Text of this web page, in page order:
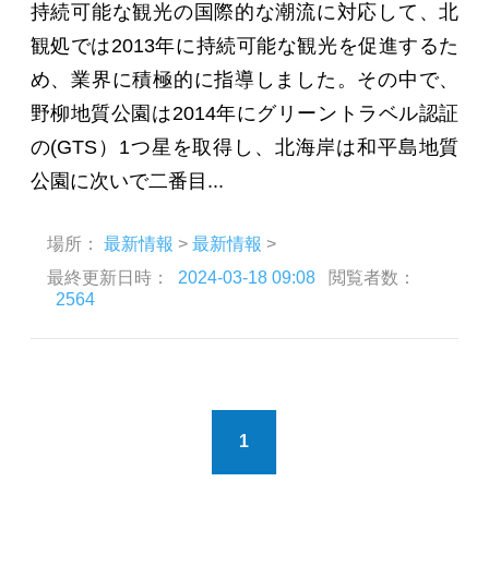
持続可能な観光の国際的な潮流に対応して、北
観処では2013年に持続可能な観光を促進するた
め、業界に積極的に指導しました。その中で、
野柳地質公園は2014年にグリーントラベル認証
の(GTS）1つ星を取得し、北海岸は和平島地質
公園に次いで二番目...
場所： 最新情報 > 最新情報 >
最終更新日時：
2024-03-18 09:08
閲覧者数：
2564
1